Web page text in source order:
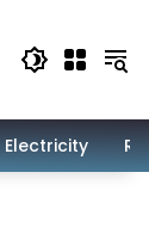
Electricity